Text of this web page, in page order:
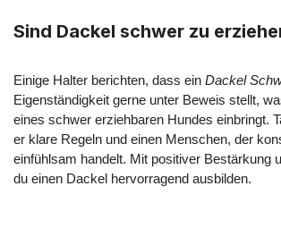
Sind Dackel schwer zu
Einige Halter berichten, dass ein Dackel
Eigenständigkeit gerne unter Beweis stellt,
eines schwer erziehbaren Hundes einbringt.
er klare Regeln und einen Menschen, der
einfühlsam handelt. Mit positiver Bestärkung
du einen Dackel hervorragend ausbilden.